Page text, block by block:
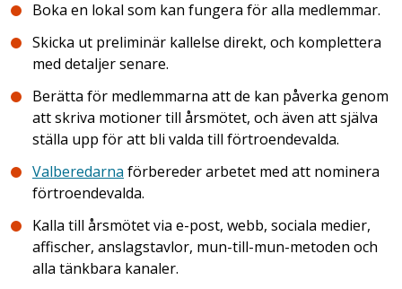
Boka en lokal som kan fungera för alla medlemmar.
Skicka ut preliminär kallelse direkt, och komplettera
med detaljer senare.
Berätta för medlemmarna att de kan påverka genom
att skriva motioner till årsmötet, och även att själva
ställa upp för att bli valda till förtroendevalda.
Valberedarna förbereder arbetet med att nominera
förtroendevalda.
Kalla till årsmötet via e-post, webb, sociala medier,
affischer, anslagstavlor, mun-till-mun-metoden och
alla tänkbara kanaler.